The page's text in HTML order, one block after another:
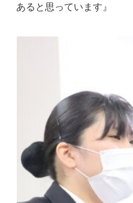
あると思っています』